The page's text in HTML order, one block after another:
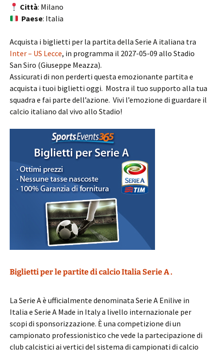
Città: Milano
Paese: Italia
Acquista i biglietti per la partita della Serie A italiana tra
Inter – US Lecce, in programma il 2027-05-09 allo Stadio
San Siro (Giuseppe Meazza).
Assicurati di non perderti questa emozionante partita e
acquista i tuoi biglietti oggi. Mostra il tuo supporto alla tua
squadra e fai parte dell’azione. Vivi l’emozione di guardare il
calcio italiano dal vivo allo Stadio!
Biglietti per le partite di calcio Italia Serie A .
La Serie A è ufficialmente denominata Serie A Enilive in
Italia e Serie A Made in Italy a livello internazionale per
scopi di sponsorizzazione. È una competizione di un
campionato professionistico che vede la partecipazione di
club calcistici ai vertici del sistema di campionati di calcio